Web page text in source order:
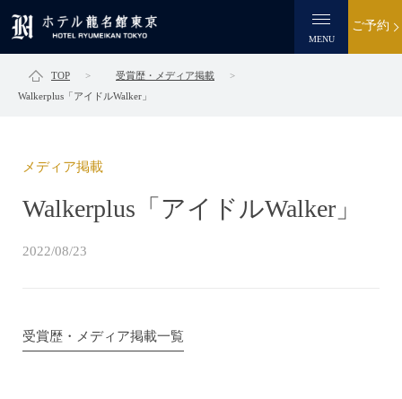
MENU
ご予約
TOP
受賞歴・メディア掲載
Walkerplus「アイドルWalker」
メディア掲載
Walkerplus「アイドルWalker」
2022/08/23
受賞歴・メディア掲載一覧